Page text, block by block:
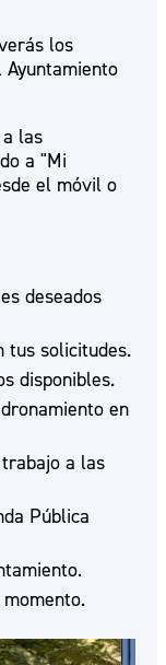
los
las
a "Mi
el móvil o
deseados
tus solicitudes.
disponibles.
en
a las
Pública